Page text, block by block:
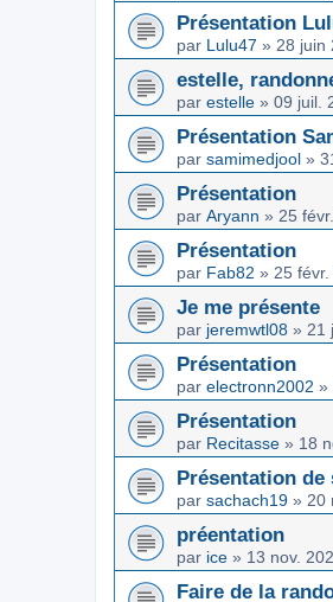
Présentation
par Lulu47 » 28 juin
estelle,
par estelle » 09 juil.
Présentation
par samimedjool »
Présentation
par Aryann » 25
Présentation
par Fab82 » 25
Je me présente
par jeremwtl08 » 21
Présentation
par electronn2002 »
Présentation
par Recitasse » 18
Présentation de
par sachach19 » 20
préentation
par ice » 13 nov.
Faire de la